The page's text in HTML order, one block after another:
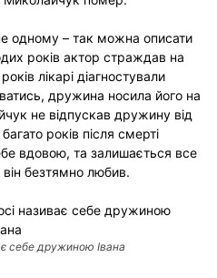
одному – так можна описати
років актор страждав на
лікарі діагностували
дружина носила його на
не відпускав дружину від
років після смерті
вдовою, та залишається все
безтямно любив.
себе дружиною Івана